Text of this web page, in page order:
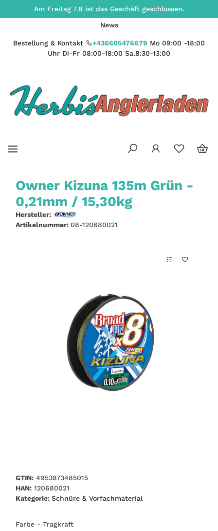
Am Freitag 7.8 ist das Geschäft geschlossen.
News
Bestellung & Kontakt +436605476679 Mo 09:00 -18:00
Uhr Di-Fr 08:00-18:00 Sa.8:30-13:00
Owner Kizuna 135m Grün -
0,21mm / 15,30kg
Hersteller:
Artikelnummer: 08-120680021
GTIN: 4953873485015
HAN: 120680021
Kategorie: Schnüre & Vorfachmaterial
Farbe - Tragkraft